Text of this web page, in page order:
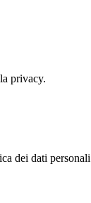
privacy.
dei dati